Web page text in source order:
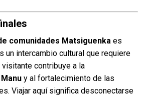
comunidades Matsiguenka es
un intercambio cultural que requiere
contribuye a la
y al fortalecimiento de las
Viajar aquí significa desconectarse